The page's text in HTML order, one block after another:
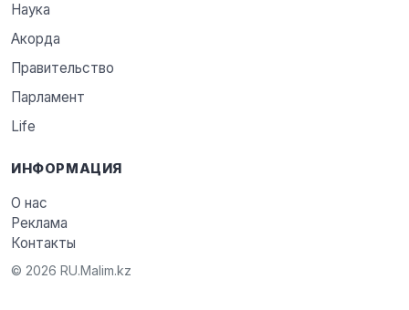
Наука
Акорда
Правительство
Парламент
Life
ИНФОРМАЦИЯ
О нас
Реклама
Контакты
© 2026 RU.Malim.kz